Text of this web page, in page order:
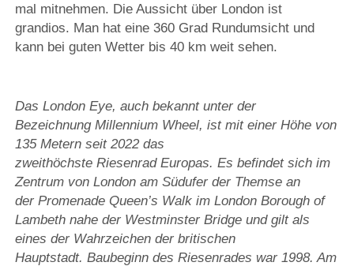
mal mitnehmen. Die Aussicht über London ist
grandios. Man hat eine 360 Grad Rundumsicht und
kann bei guten Wetter bis 40 km weit sehen.
Das London Eye, auch bekannt unter der
Bezeichnung Millennium Wheel, ist mit einer Höhe von
135 Metern seit 2022 das
zweithöchste Riesenrad Europas. Es befindet sich im
Zentrum von London am Südufer der Themse an
der Promenade Queen’s Walk im London Borough of
Lambeth nahe der Westminster Bridge und gilt als
eines der Wahrzeichen der britischen
Hauptstadt. Baubeginn des Riesenrades war 1998. Am